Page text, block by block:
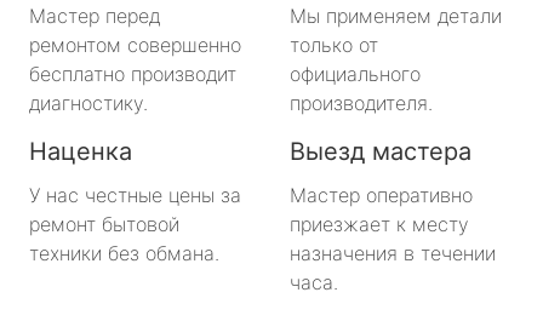
Мастер перед
ремонтом совершенно
бесплатно производит
диагностику.
Мы применяем детали
только от
официального
производителя.
Наценка
У нас честные цены за
ремонт бытовой
техники без обмана.
Выезд мастера
Мастер оперативно
приезжает к месту
назначения в течении
часа.